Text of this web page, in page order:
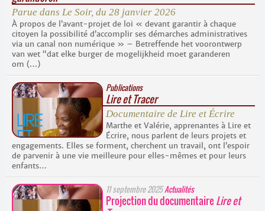
Parue dans Le Soir, du 28 janvier 2026
À propos de l’avant-projet de loi « devant garantir à chaque
citoyen la possibilité d’accomplir ses démarches administratives
via un canal non numérique » – Betreffende het voorontwerp
van wet “dat elke burger de mogelijkheid moet garanderen
om (…)
Publications
Lire et Tracer
Documentaire de Lire et Écrire
Marthe et Valérie, apprenantes à Lire et
Écrire, nous parlent de leurs projets et
engagements. Elles se forment, cherchent un travail, ont l’espoir
de parvenir à une vie meilleure pour elles-mêmes et pour leurs
enfants…
11 septembre 2025Actualités
Projection du documentaireLire et